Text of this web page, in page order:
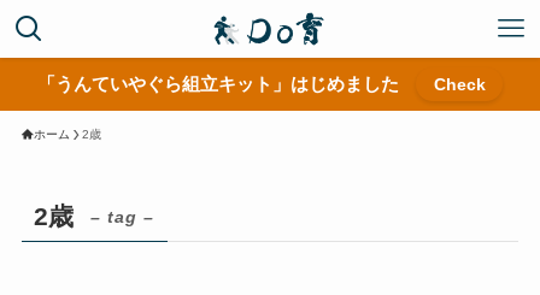
「うんていやぐら組立キット」はじめました Check
ホーム 2歳
2歳 – tag –